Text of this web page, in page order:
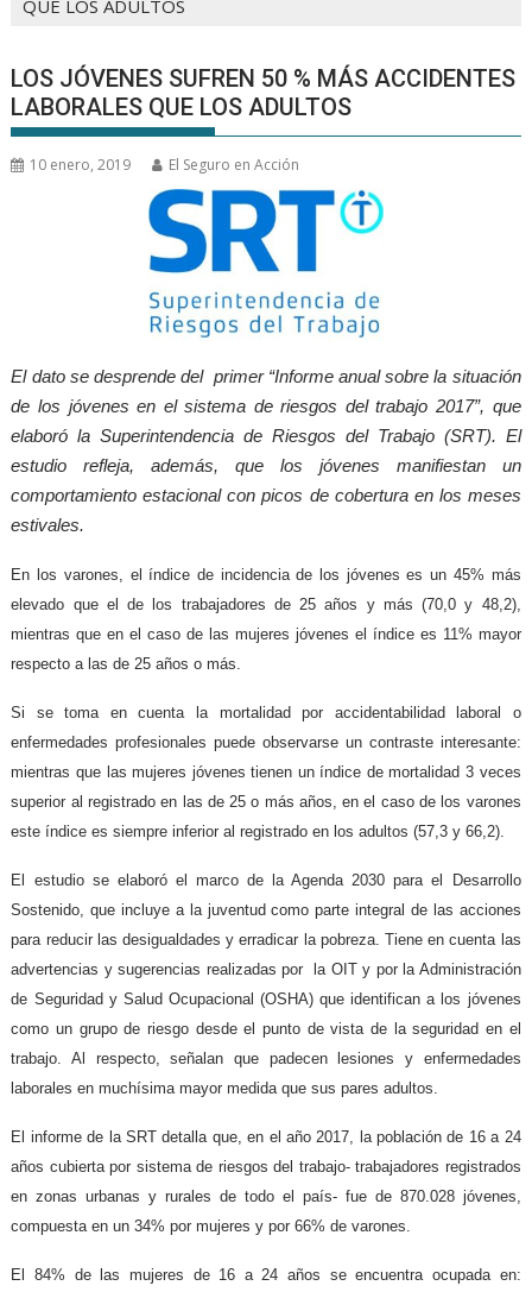
QUE LOS ADULTOS
LOS JÓVENES SUFREN 50 % MÁS ACCIDENTES
LABORALES QUE LOS ADULTOS
10 enero, 2019 El Seguro en Acción
El dato se desprende del primer “Informe anual sobre la situación
de los jóvenes en el sistema de riesgos del trabajo 2017”, que
elaboró la Superintendencia de Riesgos del Trabajo (SRT). El
estudio refleja, además, que los jóvenes manifiestan un
comportamiento estacional con picos de cobertura en los meses
estivales.
En los varones, el índice de incidencia de los jóvenes es un 45% más
elevado que el de los trabajadores de 25 años y más (70,0 y 48,2),
mientras que en el caso de las mujeres jóvenes el índice es 11% mayor
respecto a las de 25 años o más.
Si se toma en cuenta la mortalidad por accidentabilidad laboral o
enfermedades profesionales puede observarse un contraste interesante:
mientras que las mujeres jóvenes tienen un índice de mortalidad 3 veces
superior al registrado en las de 25 o más años, en el caso de los varones
este índice es siempre inferior al registrado en los adultos (57,3 y 66,2).
El estudio se elaboró el marco de la Agenda 2030 para el Desarrollo
Sostenido, que incluye a la juventud como parte integral de las acciones
para reducir las desigualdades y erradicar la pobreza. Tiene en cuenta las
advertencias y sugerencias realizadas por la OIT y por la Administración
de Seguridad y Salud Ocupacional (OSHA) que identifican a los jóvenes
como un grupo de riesgo desde el punto de vista de la seguridad en el
trabajo. Al respecto, señalan que padecen lesiones y enfermedades
laborales en muchísima mayor medida que sus pares adultos.
El informe de la SRT detalla que, en el año 2017, la población de 16 a 24
años cubierta por sistema de riesgos del trabajo- trabajadores registrados
en zonas urbanas y rurales de todo el país- fue de 870.028 jóvenes,
compuesta en un 34% por mujeres y por 66% de varones.
El 84% de las mujeres de 16 a 24 años se encuentra ocupada en: